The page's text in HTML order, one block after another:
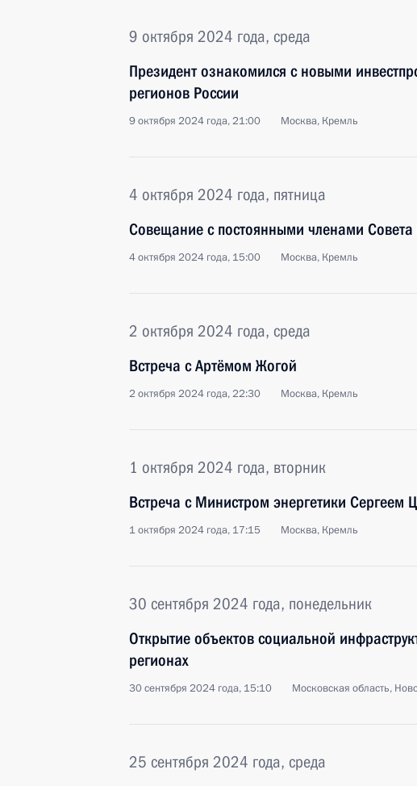
9 октября 2024 года, среда
Президент ознакомился с новыми
регионов России
9 октября 2024 года, 21:00 Москва, Кремль
4 октября 2024 года, пятница
Совещание с постоянными членами Совета
4 октября 2024 года, 15:00 Москва, Кремль
2 октября 2024 года, среда
Встреча с Артёмом Жогой
2 октября 2024 года, 22:30 Москва, Кремль
1 октября 2024 года, вторник
Встреча с Министром энергетики Сергеем
1 октября 2024 года, 17:15 Москва, Кремль
30 сентября 2024 года, понедельник
Открытие объектов социальной
регионах
30 сентября 2024 года, 15:10 Московская область,
25 сентября 2024 года, среда